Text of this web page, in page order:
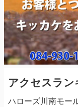
アクセスラン
ハローズ川南モー